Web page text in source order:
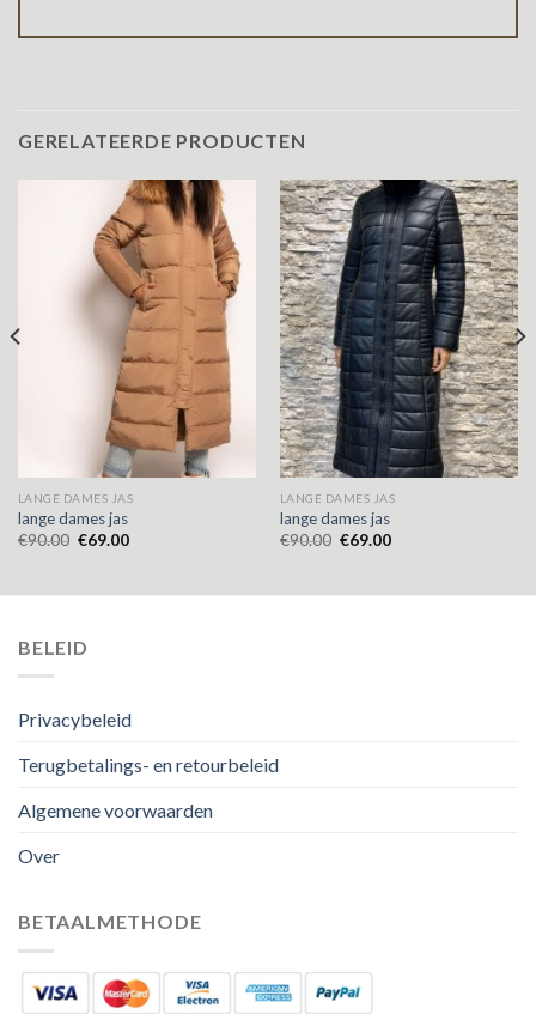
GERELATEERDE PRODUCTEN
LANGE DAMES JAS
lange dames jas
€90.00 €69.00
LANGE DAMES JAS
lange dames jas
€90.00 €69.00
BELEID
Privacybeleid
Terugbetalings- en retourbeleid
Algemene voorwaarden
Over
BETAALMETHODE